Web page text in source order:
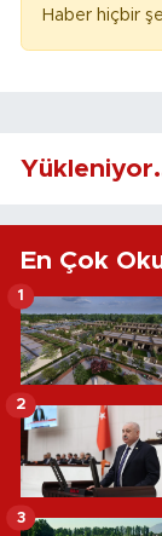
Haber hiçbir
En Çok
1
2
3